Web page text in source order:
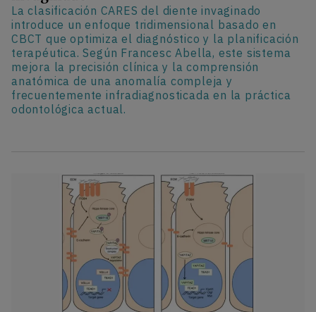
La clasificación CARES del diente invaginado
introduce un enfoque tridimensional basado en
CBCT que optimiza el diagnóstico y la planificación
terapéutica. Según Francesc Abella, este sistema
mejora la precisión clínica y la comprensión
anatómica de una anomalía compleja y
frecuentemente infradiagnosticada en la práctica
odontológica actual.